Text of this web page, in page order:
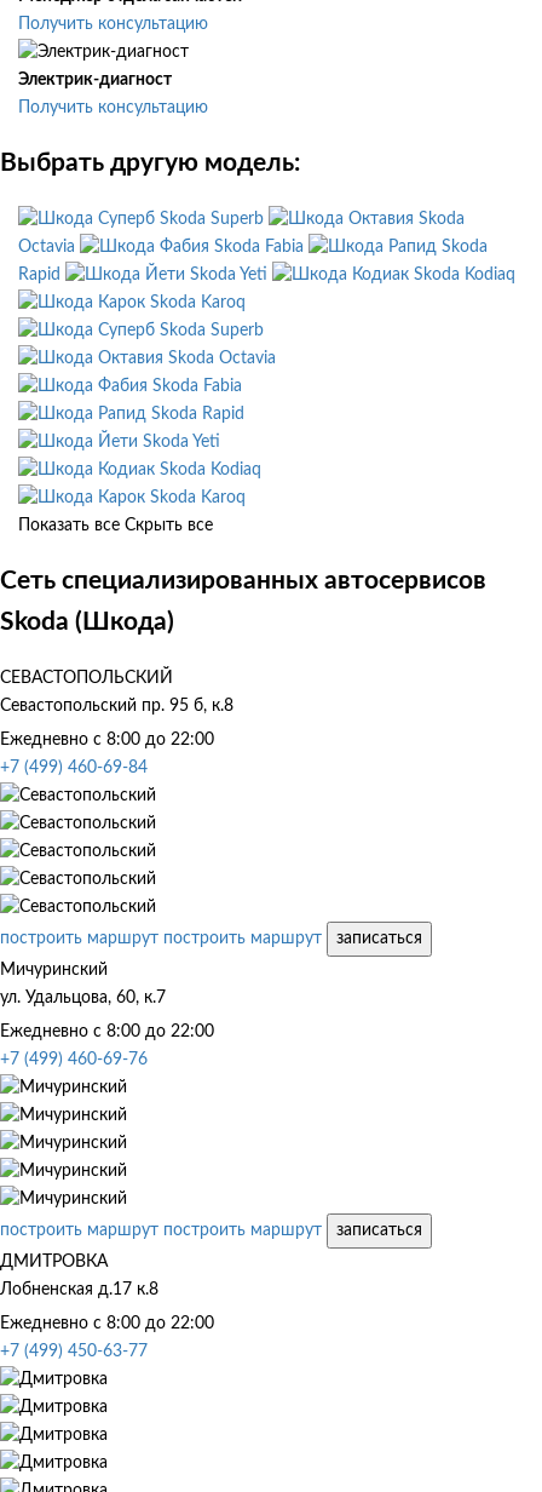
Получить консультацию
Электрик-диагност
Получить консультацию
Выбрать другую модель:
Skoda Superb
Skoda
Octavia
Skoda Fabia
Skoda
Rapid
Skoda Yeti
Skoda Kodiaq
Skoda Karoq
Skoda Superb
Skoda Octavia
Skoda Fabia
Skoda Rapid
Skoda Yeti
Skoda Kodiaq
Skoda Karoq
Показать все Скрыть все
Сеть специализированных автосервисов
Skoda (Шкода)
СЕВАСТОПОЛЬСКИЙ
Севастопольский пр. 95 б, к.8
Ежедневно с 8:00 до 22:00
+7 (499) 460-69-84
построить маршрут построить маршрут
записаться
Мичуринский
ул. Удальцова, 60, к.7
Ежедневно с 8:00 до 22:00
+7 (499) 460-69-76
построить маршрут построить маршрут
записаться
ДМИТРОВКА
Лобненская д.17 к.8
Ежедневно с 8:00 до 22:00
+7 (499) 450-63-77